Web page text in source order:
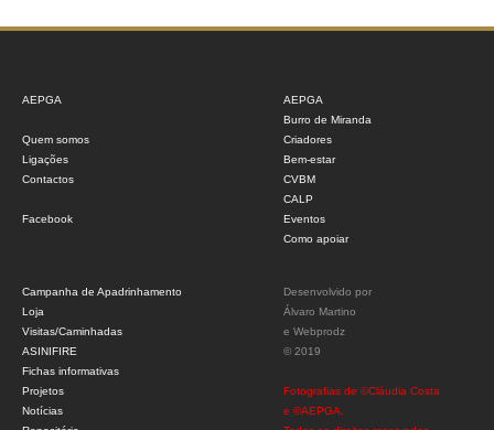
AEPGA
Quem somos
Ligações
Contactos
Facebook
AEPGA
Burro de Miranda
Criadores
Bem-estar
CVBM
CALP
Eventos
Como apoiar
Campanha de Apadrinhamento
Loja
Visitas/Caminhadas
ASINIFIRE
Fichas informativas
Projetos
Notícias
Desenvolvido por
Álvaro Martino
e Webprodz
© 2019
Fotografias de ©Cláudia Costa
e ©AEPGA.